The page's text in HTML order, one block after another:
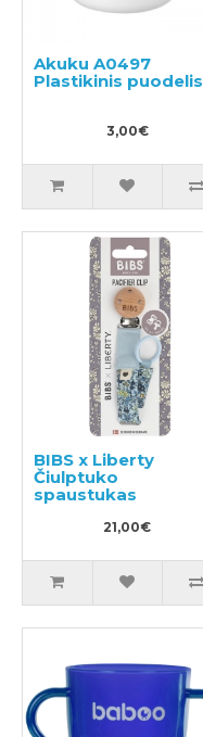
Akuku A0497
Plastikinis puodelis
3,00€
BIBS x Liberty
Čiulptuko
spaustukas
21,00€